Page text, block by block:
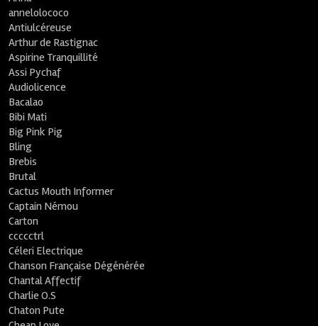
annelolococo
Antiulcéreuse
Arthur de Rastignac
Aspirine Tranquillité
Assi Pychaf
Audiolicence
Bacalao
Bibi Mati
Big Pink Pig
Bling
Brebis
Brutal
Cactus Mouth Informer
Captain Némou
Carton
ccccctrl
Céleri Electrique
Chanson Française Dégénérée
Chantal Affectif
Charlie O.S
Chaton Pute